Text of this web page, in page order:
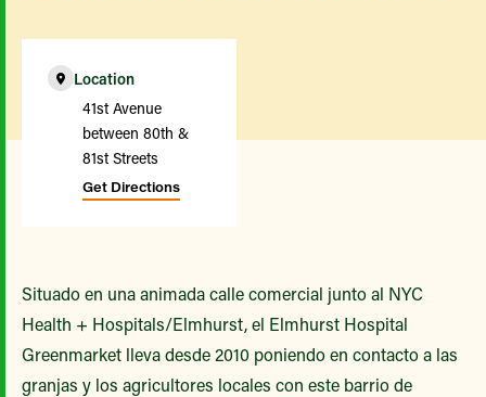
Location
41st Avenue
between 80th &
81st Streets
Get Directions
Situado en una animada calle comercial junto al NYC
Health + Hospitals/Elmhurst, el Elmhurst Hospital
Greenmarket lleva desde 2010 poniendo en contacto a las
granjas y los agricultores locales con este barrio de